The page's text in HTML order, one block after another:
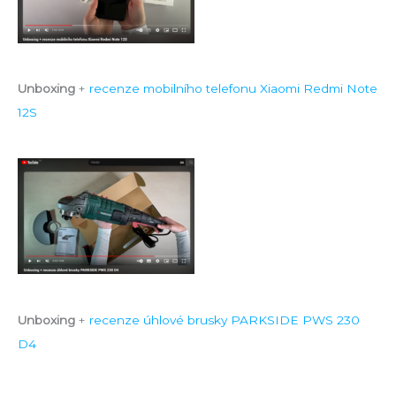
Unboxing + recenze mobilního telefonu Xiaomi Redmi Note
12S
Unboxing + recenze úhlové brusky PARKSIDE PWS 230
D4